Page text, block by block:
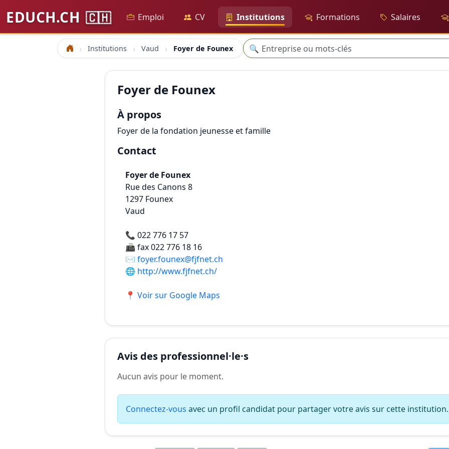
EDUCH.CH 🇨🇭 Emploi CV Institutions Formations Salaires
Accueil Institutions Vaud Foyer de Founex Recherche
🔍
Foyer de Founex
À propos
Foyer de la fondation jeunesse et famille
Contact
Foyer de Founex
Rue des Canons 8
1297 Founex
Vaud
📞 022 776 17 57
📠fax 022 776 18 16
✉️ foyer.founex@fjfnet.ch
🌐 http://www.fjfnet.ch/
📍 Voir sur Google Maps
Avis des professionnel·le·s
Aucun avis pour le moment.
Connectez-vous avec un profil candidat pour partager votre avis sur cette institution.